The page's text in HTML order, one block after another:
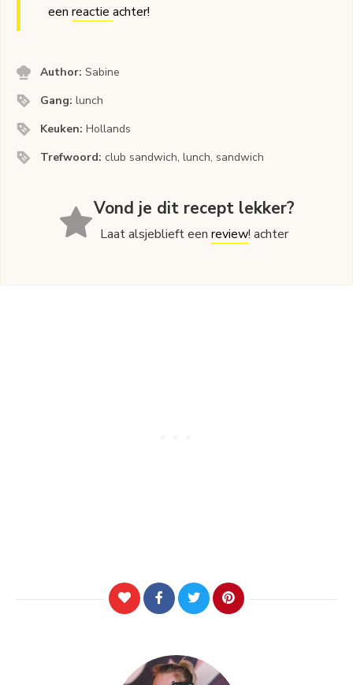
een reactie achter!
Author:Sabine
Gang:lunch
Keuken:Hollands
Trefwoord: club sandwich, lunch, sandwich
Vond je dit recept lekker?
Laat alsjeblieft eenreview! achter